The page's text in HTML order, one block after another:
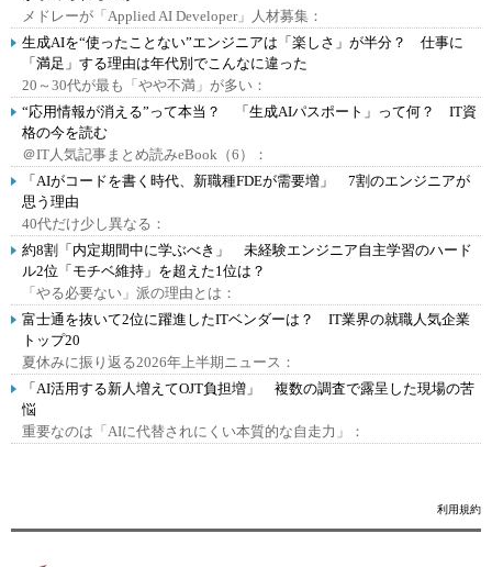
メドレーが「Applied AI Developer」人材募集：
生成AIを“使ったことない”エンジニアは「楽しさ」が半分？ 仕事に
「満足」する理由は年代別でこんなに違った
20～30代が最も「やや不満」が多い：
“応用情報が消える”って本当？ 「生成AIパスポート」って何？ IT資
格の今を読む
＠IT人気記事まとめ読みeBook（6）：
「AIがコードを書く時代、新職種FDEが需要増」 7割のエンジニアが
思う理由
40代だけ少し異なる：
約8割「内定期間中に学ぶべき」 未経験エンジニア自主学習のハード
ル2位「モチベ維持」を超えた1位は？
「やる必要ない」派の理由とは：
富士通を抜いて2位に躍進したITベンダーは？ IT業界の就職人気企業
トップ20
夏休みに振り返る2026年上半期ニュース：
「AI活用する新人増えてOJT負担増」 複数の調査で露呈した現場の苦
悩
重要なのは「AIに代替されにくい本質的な自走力」：
利用規約